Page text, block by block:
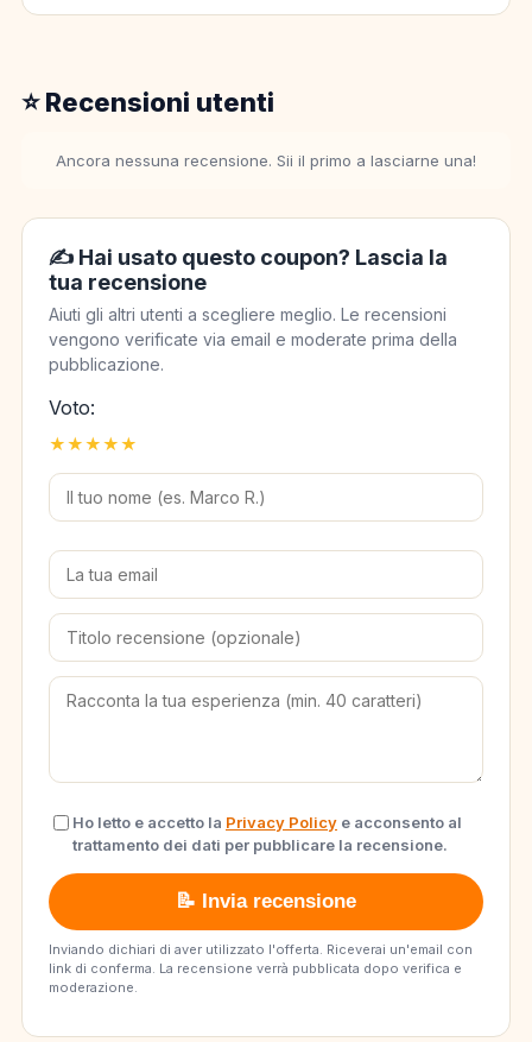
⭐ Recensioni utenti
Ancora nessuna recensione. Sii il primo a lasciarne una!
✍️ Hai usato questo coupon? Lascia la
tua recensione
Aiuti gli altri utenti a scegliere meglio. Le recensioni
vengono verificate via email e moderate prima della
pubblicazione.
Voto:
★
★
★
★
★
Ho letto e accetto la Privacy Policy e acconsento al
trattamento dei dati per pubblicare la recensione.
📝 Invia recensione
Inviando dichiari di aver utilizzato l'offerta. Riceverai un'email con
link di conferma. La recensione verrà pubblicata dopo verifica e
moderazione.